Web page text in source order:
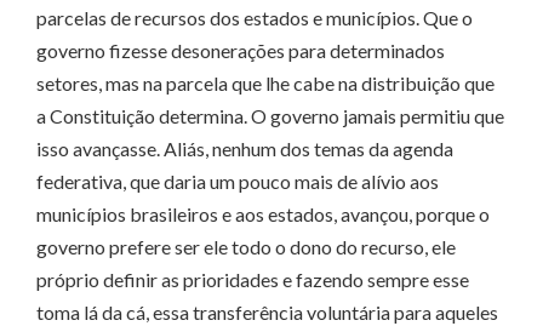
parcelas de recursos dos estados e municípios. Que o
governo fizesse desonerações para determinados
setores, mas na parcela que lhe cabe na distribuição que
a Constituição determina. O governo jamais permitiu que
isso avançasse. Aliás, nenhum dos temas da agenda
federativa, que daria um pouco mais de alívio aos
municípios brasileiros e aos estados, avançou, porque o
governo prefere ser ele todo o dono do recurso, ele
próprio definir as prioridades e fazendo sempre esse
toma lá da cá, essa transferência voluntária para aqueles